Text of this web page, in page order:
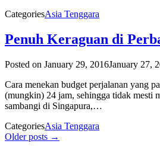
CategoriesAsia Tenggara
Penuh Keraguan di
Posted on January 29, 2016January 27,
Cara menekan budget perjalanan yang
(mungkin) 24 jam, sehingga tidak mesti
sambangi di Singapura,…
CategoriesAsia Tenggara
Older posts →